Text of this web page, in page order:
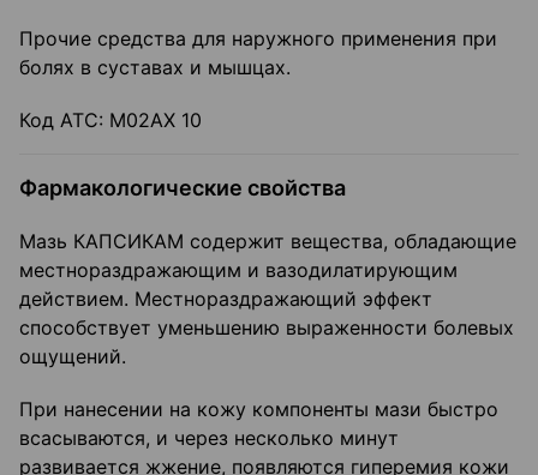
Прочие средства для наружного применения при
болях в суставах и мышцах.
Код АТС: М02АХ 10
Фармакологические свойства
Мазь КАПСИКАМ содержит вещества, обладающие
местнораздражающим и вазодилатирующим
действием. Местнораздражающий эффект
способствует уменьшению выраженности болевых
ощущений.
При нанесении на кожу компоненты мази быстро
всасываются, и через несколько минут
развивается жжение, появляются гиперемия кожи